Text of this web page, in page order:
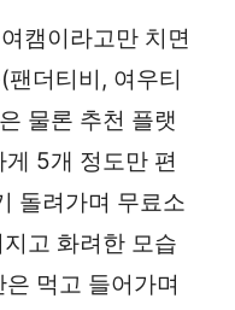
캠이라고만 치면
더티비, 여우티
물론 추천 플랫
5개 정도만 편
돌려가며 무료소
고 화려한 모습
먹고 들어가며